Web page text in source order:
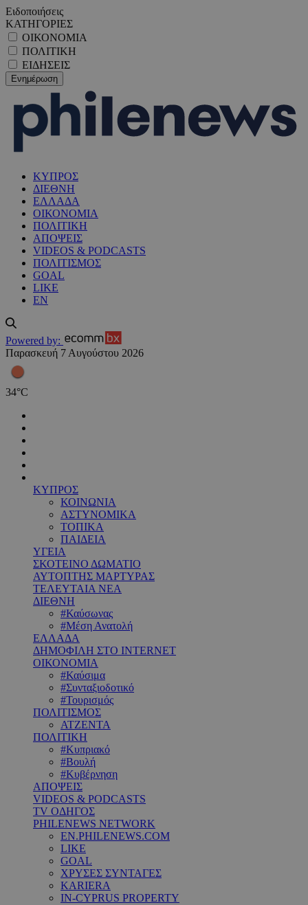
Ειδοποιήσεις
ΚΑΤΗΓΟΡΙΕΣ
ΟΙΚΟΝΟΜΙΑ
ΠΟΛΙΤΙΚΗ
ΕΙΔΗΣΕΙΣ
ΚΥΠΡΟΣ
ΔΙΕΘΝΗ
ΕΛΛΑΔΑ
ΟΙΚΟΝΟΜΙΑ
ΠΟΛΙΤΙΚΗ
ΑΠΟΨΕΙΣ
VIDEOS & PODCASTS
ΠΟΛΙΤΙΣΜΟΣ
GOAL
LIKE
EN
Powered by:
Παρασκευή 7 Αυγούστου 2026
34°C
ΚΥΠΡΟΣ
ΚΟΙΝΩΝΙΑ
ΑΣΤΥΝΟΜΙΚΑ
ΤΟΠΙΚΑ
ΠΑΙΔΕΙΑ
ΥΓΕΙΑ
ΣΚΟΤΕΙΝΟ ΔΩΜΑΤΙΟ
ΑΥΤΟΠΤΗΣ ΜΑΡΤΥΡΑΣ
ΤΕΛΕΥΤΑΙΑ ΝΕΑ
ΔΙΕΘΝΗ
#Καύσωνας
#Μέση Ανατολή
ΕΛΛΑΔΑ
ΔΗΜΟΦΙΛΗ ΣΤΟ INTERNET
ΟΙΚΟΝΟΜΙΑ
#Καύσιμα
#Συνταξιοδοτικό
#Τουρισμός
ΠΟΛΙΤΙΣΜΟΣ
ΑΤΖΕΝΤΑ
ΠΟΛΙΤΙΚΗ
#Κυπριακό
#Βουλή
#Κυβέρνηση
ΑΠΟΨΕΙΣ
VIDEOS & PODCASTS
TV ΟΔΗΓΟΣ
PHILENEWS NETWORK
EN.PHILENEWS.COM
LIKE
GOAL
ΧΡΥΣΕΣ ΣΥΝΤΑΓΕΣ
KARIERA
IN-CYPRUS PROPERTY